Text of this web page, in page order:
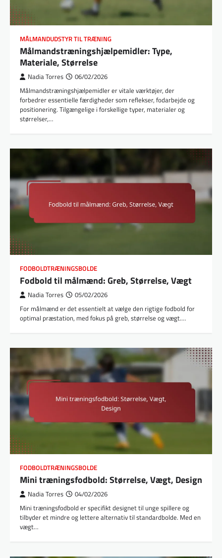
MÅLMANDUDSTYR TIL TRÆNING
Målmandstræningshjælpemidler: Type,
Materiale, Størrelse
Nadia Torres 06/02/2026
Målmandstræningshjælpemidler er vitale værktøjer, der
forbedrer essentielle færdigheder som reflekser, fodarbejde og
positionering. Tilgængelige i forskellige typer, materialer og
størrelser,…
FODBOLDTRÆNINGSBOLDE
Fodbold til målmænd: Greb, Størrelse, Vægt
Nadia Torres 05/02/2026
For målmænd er det essentielt at vælge den rigtige fodbold for
optimal præstation, med fokus på greb, størrelse og vægt.…
FODBOLDTRÆNINGSBOLDE
Mini træningsfodbold: Størrelse, Vægt, Design
Nadia Torres 04/02/2026
Mini træningsfodbold er specifikt designet til unge spillere og
tilbyder et mindre og lettere alternativ til standardbolde. Med en
vægt…